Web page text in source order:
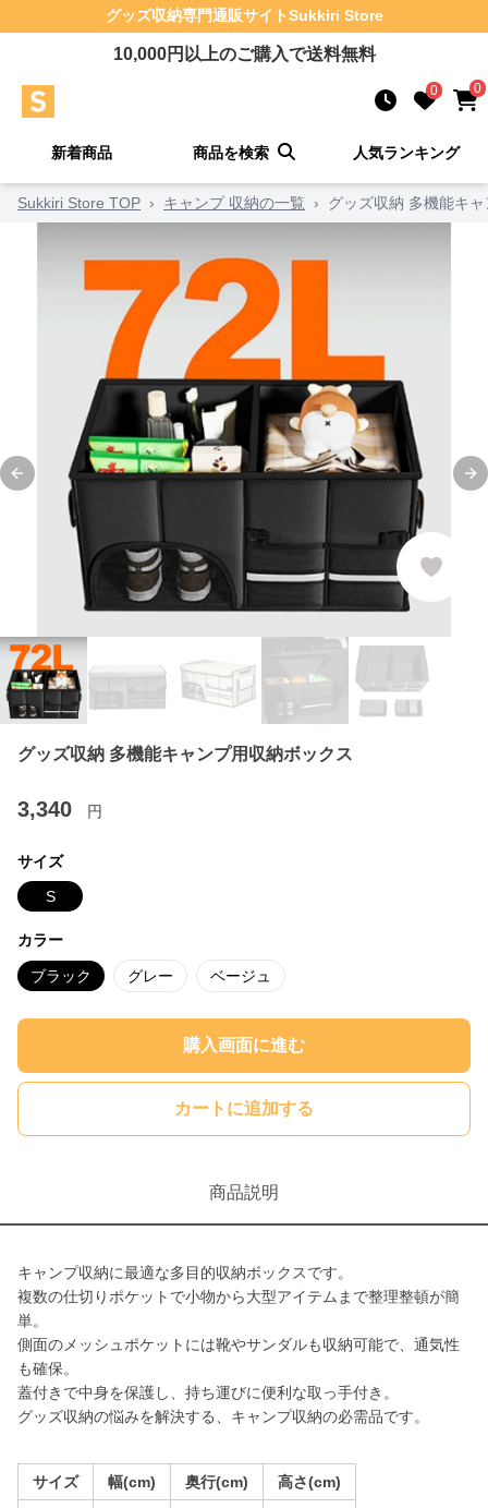
グッズ収納専門通販サイトSukkiri Store
10,000円以上のご購入で送料無料
0 0
新着商品 商品を検索 人気ランキング
Sukkiri Store TOP › キャンプ 収納の一覧 › グッズ収納 多機能キ
Previous slide
グッズ収納 多機能キャンプ用収納ボックス
3,340 円
サイズ
S
カラー
ブラック グレー ベージュ
購入画面に進む
カートに追加する
商品説明
キャンプ収納に最適な多目的収納ボックスです。
複数の仕切りポケットで小物から大型アイテムまで整理整頓が簡
単。
側面のメッシュポケットには靴やサンダルも収納可能で、通気性
も確保。
蓋付きで中身を保護し、持ち運びに便利な取っ手付き。
グッズ収納の悩みを解決する、キャンプ収納の必需品です。
サイズ 幅(cm) 奥行(cm) 高さ(cm)